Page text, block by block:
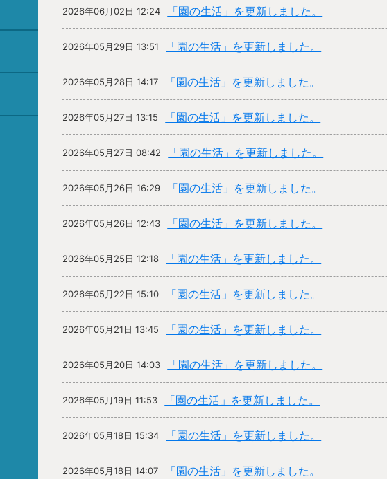
2026年06月02日 12:24 「園の生活」を更新しました。
2026年05月29日 13:51 「園の生活」を更新しました。
2026年05月28日 14:17 「園の生活」を更新しました。
2026年05月27日 13:15 「園の生活」を更新しました。
2026年05月27日 08:42 「園の生活」を更新しました。
2026年05月26日 16:29 「園の生活」を更新しました。
2026年05月26日 12:43 「園の生活」を更新しました。
2026年05月25日 12:18 「園の生活」を更新しました。
2026年05月22日 15:10 「園の生活」を更新しました。
2026年05月21日 13:45 「園の生活」を更新しました。
2026年05月20日 14:03 「園の生活」を更新しました。
2026年05月19日 11:53 「園の生活」を更新しました。
2026年05月18日 15:34 「園の生活」を更新しました。
2026年05月18日 14:07 「園の生活」を更新しました。